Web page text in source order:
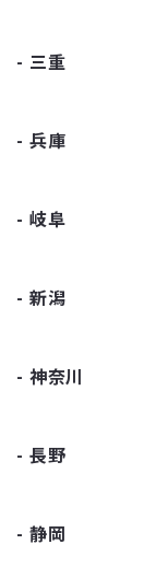
三重
兵庫
岐阜
新潟
神奈川
長野
静岡